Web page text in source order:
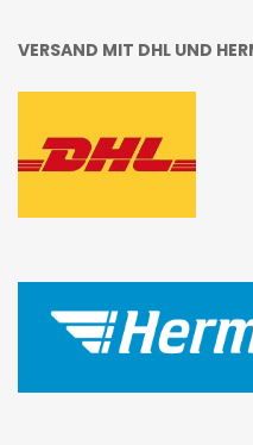
VERSAND MIT DHL UND